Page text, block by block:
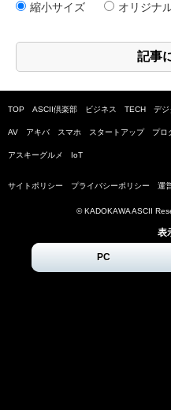
縮小サイズ オリジナ
記事
TOP ASCII倶楽部 ビジネス TECH デジ
AV アキバ スマホ スタートアップ プロ
アスキーグルメ IoT
サイトポリシー プライバシーポリシー 運
© KADOKAWA ASCII
表
PC